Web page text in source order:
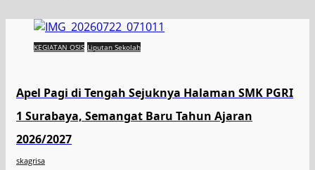
KEGIATAN OSIS Liputan Sekolah
Apel Pagi di Tengah Sejuknya Halaman SMK PGRI
1 Surabaya, Semangat Baru Tahun Ajaran
2026/2027
skagrisa